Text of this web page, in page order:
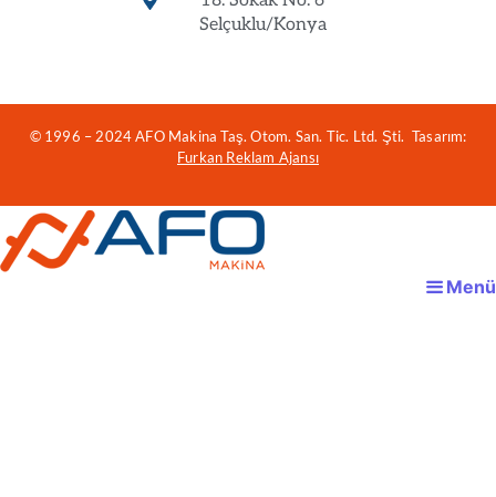
Selçuklu/Konya
© 1996 – 2024 AFO Makina Taş. Otom. San. Tic. Ltd. Şti. Tasarım:
Furkan Reklam Ajansı
Menü